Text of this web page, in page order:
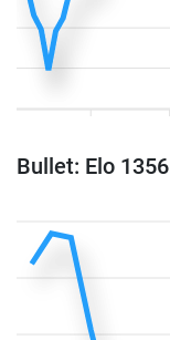
Bullet: Elo 1356